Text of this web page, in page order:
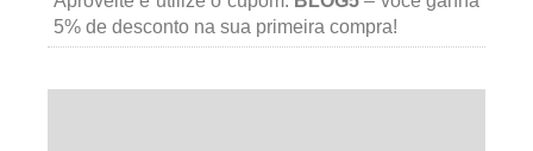
5% de desconto na sua primeira compra!